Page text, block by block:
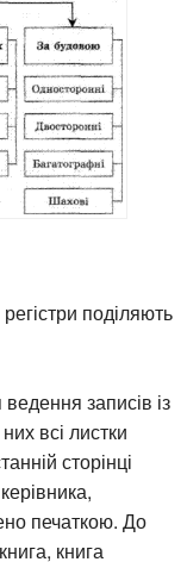
поділяють
записів із
всі листки
сторінці
печаткою. До
книга